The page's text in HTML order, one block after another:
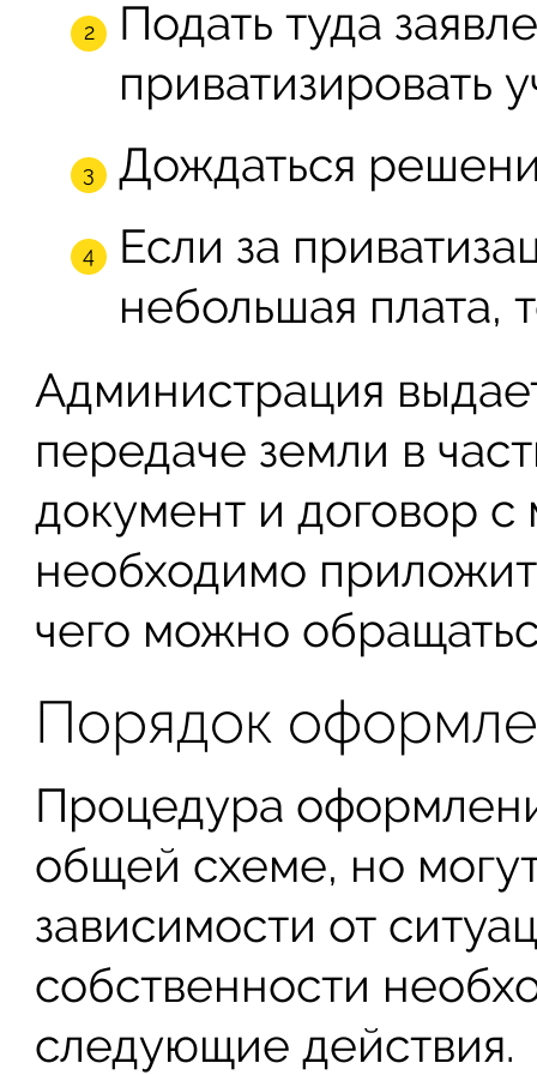
Подать туда
приватизировать
Дождаться
Если за
небольшая плата,
Администрация
передаче земли в
документ и договор
необходимо
чего можно
Порядок
Процедура
общей схеме, но
зависимости от
собственности
следующие действия.